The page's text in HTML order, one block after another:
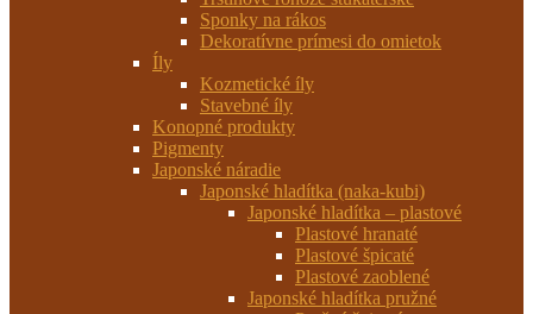
Sponky na rákos
Dekoratívne prímesi do omietok
Íly
Kozmetické íly
Stavebné íly
Konopné produkty
Pigmenty
Japonské náradie
Japonské hladítka (naka-kubi)
Japonské hladítka – plastové
Plastové hranaté
Plastové špicaté
Plastové zaoblené
Japonské hladítka pružné